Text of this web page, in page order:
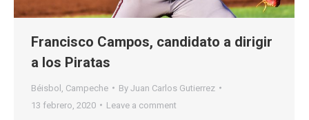
Francisco Campos, candidato a dirigir
a los Piratas
Béisbol Campeche By Juan Carlos Gutierrez
13 febrero, 2020
Leave a comment